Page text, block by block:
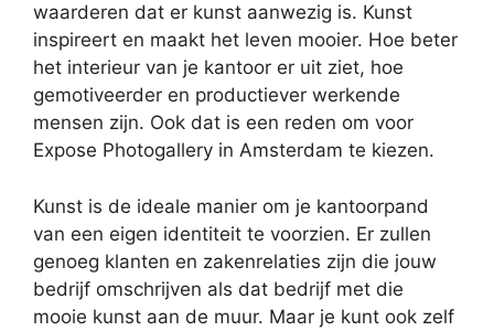
waarderen dat er kunst aanwezig is. Kunst
inspireert en maakt het leven mooier. Hoe beter
het interieur van je kantoor er uit ziet, hoe
gemotiveerder en productiever werkende
mensen zijn. Ook dat is een reden om voor
Expose Photogallery in Amsterdam te kiezen.
Kunst is de ideale manier om je kantoorpand
van een eigen identiteit te voorzien. Er zullen
genoeg klanten en zakenrelaties zijn die jouw
bedrijf omschrijven als dat bedrijf met die
mooie kunst aan de muur. Maar je kunt ook zelf